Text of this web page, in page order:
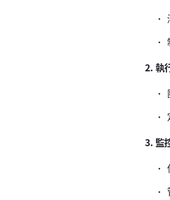
2. 執
3. 監